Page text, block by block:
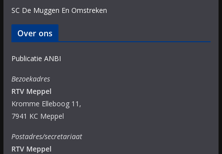
SC De Muggen En Omstreken
Over ons
Publicatie ANBI
Bezoekadres
RTV Meppel
Kromme Elleboog 11,
7941 KC Meppel
Postadres/secretariaat
RTV Meppel